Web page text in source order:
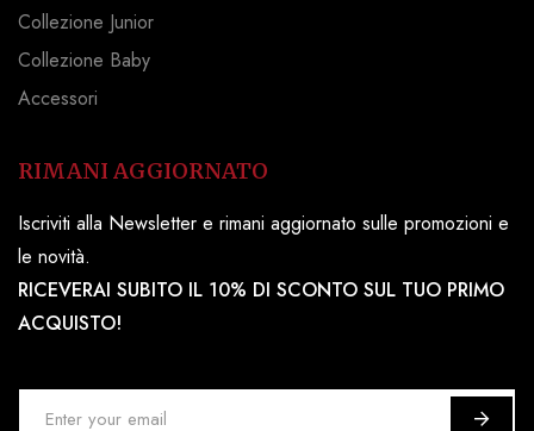
Collezione Junior
Collezione Baby
Accessori
RIMANI AGGIORNATO
Iscriviti alla Newsletter e rimani aggiornato sulle promozioni e
le novità.
RICEVERAI SUBITO IL 10% DI SCONTO SUL TUO PRIMO
ACQUISTO!